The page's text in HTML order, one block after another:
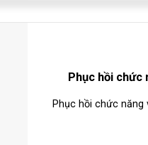
Phục hồi chức
Phục hồi chức